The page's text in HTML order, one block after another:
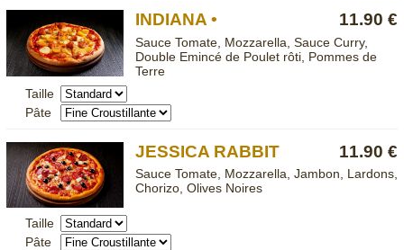
11.90 €
INDIANA •
Sauce Tomate, Mozzarella, Sauce Curry,
Double Emincé de Poulet rôti, Pommes de
Terre
Taille
Pâte
11.90 €
JESSICA RABBIT
Sauce Tomate, Mozzarella, Jambon, Lardons,
Chorizo, Olives Noires
Taille
Pâte